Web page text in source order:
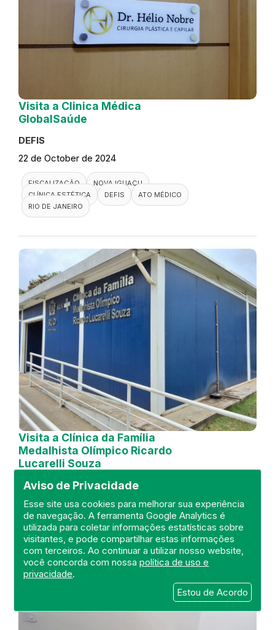
Aviso de Privacidade
Esse site usa cookies para melhorar sua experiência
de navegação. A ferramenta Google Analytics é
utilizada para coletar informações estatísticas sobre
visitantes, e pode compartilhar estas informações
com terceiros. Ao continuar a utilizar nosso website,
você concorda com nossapolítica de uso e
privacidade.
Estou de Acordo
Visita a Clinica Médica
GlobalSaúde
DEFIS
22 de October de 2024
FISCALIZAÇÃO
NOVA IGUAÇU
CLÍNICA ESTÉTICA
DEFIS
ATO MÉDICO
RIO DE JANEIRO
Visita a Clínica da Família
Medalhista Olímpico Ricardo
Lucarelli Souza
DEFIS
21 de October de 2024
FISCALIZAÇÃO
RIO DE JANEIRO
UNIDADE BÁSICA
DEFIS
ATO MÉDICO
REGIÃO METROPOLITANA I.